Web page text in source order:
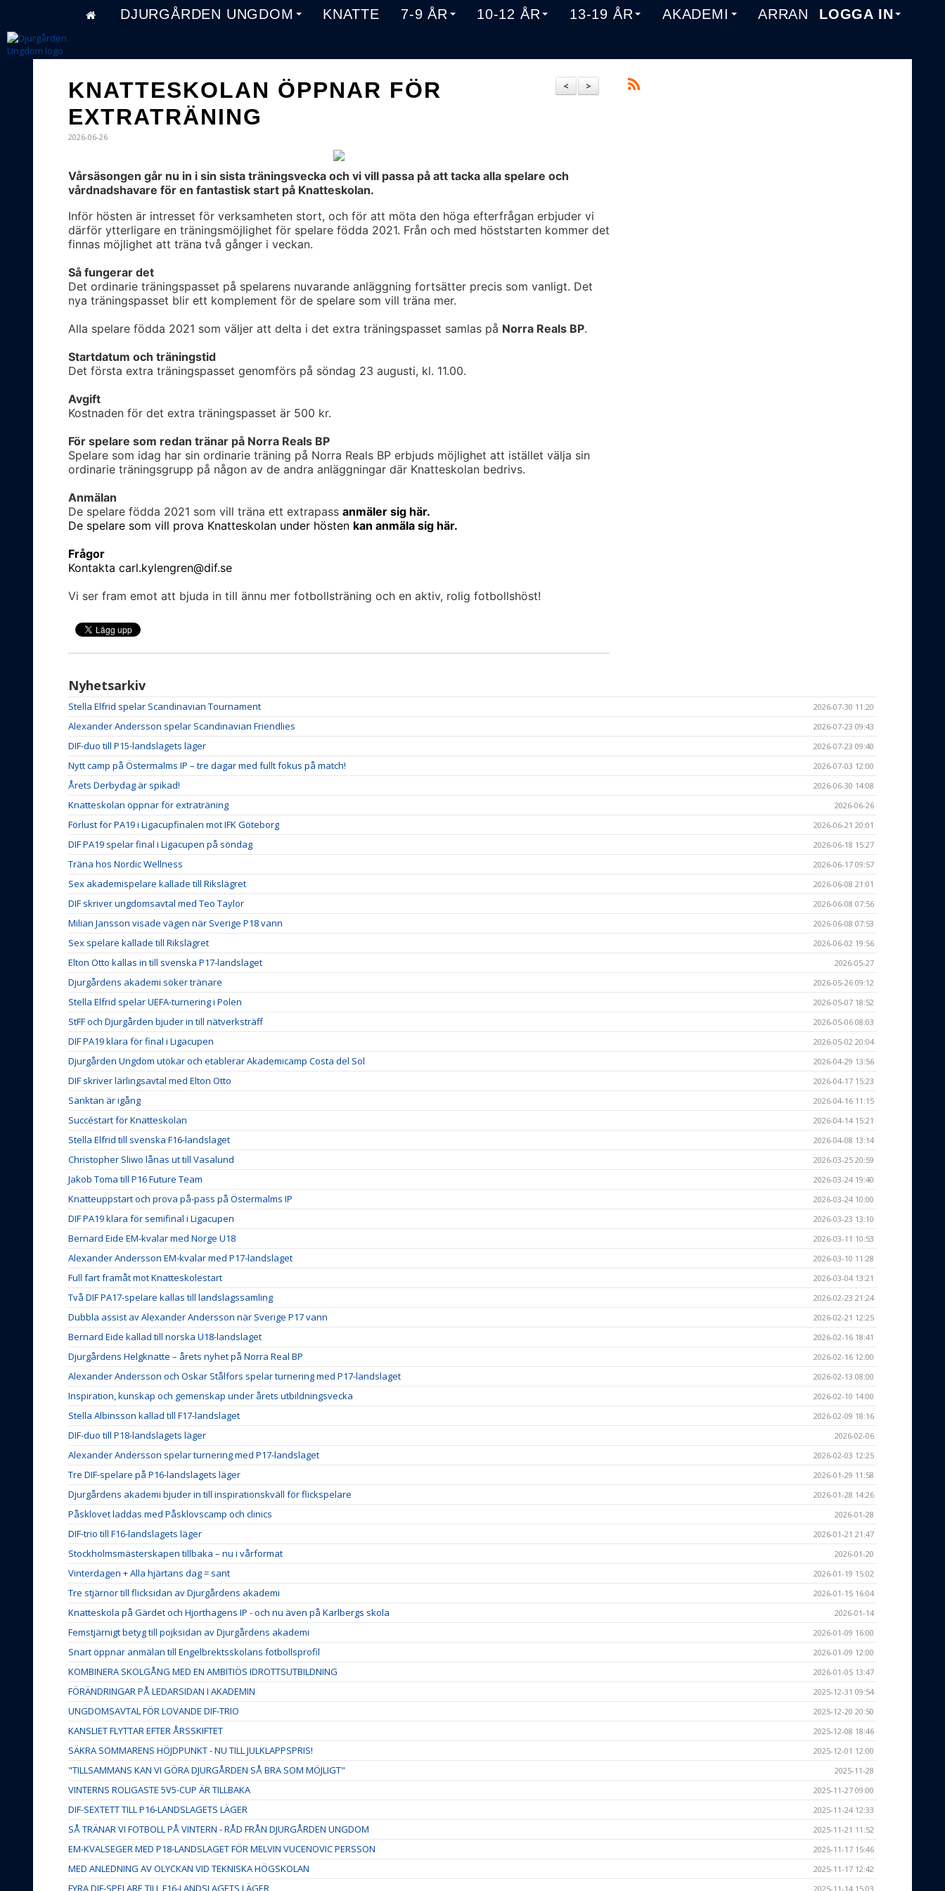
DJURGÅRDEN UNGDOM KNATTE 7-9 ÅR 10-12 ÅR 13-19 ÅR AKADEMI ARRANGEMANG
LOGGA IN
>
<
KNATTESKOLAN ÖPPNAR FÖR
EXTRATRÄNING
2026-06-26
Vårsäsongen går nu in i sin sista träningsvecka och vi vill passa på att tacka alla spelare och
vårdnadshavare för en fantastisk start på Knatteskolan.
Inför hösten är intresset för verksamheten stort, och för att möta den höga efterfrågan erbjuder vi
därför ytterligare en träningsmöjlighet för spelare födda 2021. Från och med höststarten kommer det
finnas möjlighet att träna två gånger i veckan.
Så fungerar det
Det ordinarie träningspasset på spelarens nuvarande anläggning fortsätter precis som vanligt. Det
nya träningspasset blir ett komplement för de spelare som vill träna mer.
Alla spelare födda 2021 som väljer att delta i det extra träningspasset samlas på Norra Reals BP.
Startdatum och träningstid
Det första extra träningspasset genomförs på söndag 23 augusti, kl. 11.00.
Avgift
Kostnaden för det extra träningspasset är 500 kr.
För spelare som redan tränar på Norra Reals BP
Spelare som idag har sin ordinarie träning på Norra Reals BP erbjuds möjlighet att istället välja sin
ordinarie träningsgrupp på någon av de andra anläggningar där Knatteskolan bedrivs.
Anmälan
De spelare födda 2021 som vill träna ett extrapass anmäler sig här.
De spelare som vill prova Knatteskolan under hösten kan anmäla sig här.
Frågor
Kontakta carl.kylengren@dif.se
Vi ser fram emot att bjuda in till ännu mer fotbollsträning och en aktiv, rolig fotbollshöst!
Nyhetsarkiv
Stella Elfrid spelar Scandinavian Tournament 2026-07-30 11:20
Alexander Andersson spelar Scandinavian Friendlies 2026-07-23 09:43
DIF-duo till P15-landslagets läger 2026-07-23 09:40
Nytt camp på Östermalms IP – tre dagar med fullt fokus på match! 2026-07-03 12:00
Årets Derbydag är spikad! 2026-06-30 14:08
Knatteskolan öppnar för extraträning 2026-06-26
Förlust för PA19 i Ligacupfinalen mot IFK Göteborg 2026-06-21 20:01
DIF PA19 spelar final i Ligacupen på söndag 2026-06-18 15:27
Träna hos Nordic Wellness 2026-06-17 09:57
Sex akademispelare kallade till Rikslägret 2026-06-08 21:01
DIF skriver ungdomsavtal med Teo Taylor 2026-06-08 07:56
Milian Jansson visade vägen när Sverige P18 vann 2026-06-08 07:53
Sex spelare kallade till Rikslägret 2026-06-02 19:56
Elton Otto kallas in till svenska P17-landslaget 2026-05-27
Djurgårdens akademi söker tränare 2026-05-26 09:12
Stella Elfrid spelar UEFA-turnering i Polen 2026-05-07 18:52
StFF och Djurgården bjuder in till nätverksträff 2026-05-06 08:03
DIF PA19 klara för final i Ligacupen 2026-05-02 20:04
Djurgården Ungdom utökar och etablerar Akademicamp Costa del Sol 2026-04-29 13:56
DIF skriver lärlingsavtal med Elton Otto 2026-04-17 15:23
Sanktan är igång 2026-04-16 11:15
Succéstart för Knatteskolan 2026-04-14 15:21
Stella Elfrid till svenska F16-landslaget 2026-04-08 13:14
Christopher Sliwo lånas ut till Vasalund 2026-03-25 20:59
Jakob Toma till P16 Future Team 2026-03-24 19:40
Knatteuppstart och prova på-pass på Östermalms IP 2026-03-24 10:00
DIF PA19 klara för semifinal i Ligacupen 2026-03-23 13:10
Bernard Eide EM-kvalar med Norge U18 2026-03-11 10:53
Alexander Andersson EM-kvalar med P17-landslaget 2026-03-10 11:28
Full fart framåt mot Knatteskolestart 2026-03-04 13:21
Två DIF PA17-spelare kallas till landslagssamling 2026-02-23 21:24
Dubbla assist av Alexander Andersson när Sverige P17 vann 2026-02-21 12:25
Bernard Eide kallad till norska U18-landslaget 2026-02-16 18:41
Djurgårdens Helgknatte – årets nyhet på Norra Real BP 2026-02-16 12:00
Alexander Andersson och Oskar Stålfors spelar turnering med P17-landslaget 2026-02-13 08:00
Inspiration, kunskap och gemenskap under årets utbildningsvecka 2026-02-10 14:00
Stella Albinsson kallad till F17-landslaget 2026-02-09 18:16
DIF-duo till P18-landslagets läger 2026-02-06
Alexander Andersson spelar turnering med P17-landslaget 2026-02-03 12:25
Tre DIF-spelare på P16-landslagets läger 2026-01-29 11:58
Djurgårdens akademi bjuder in till inspirationskväll för flickspelare 2026-01-28 14:26
Påsklovet laddas med Påsklovscamp och clinics 2026-01-28
DIF-trio till F16-landslagets läger 2026-01-21 21:47
Stockholmsmästerskapen tillbaka – nu i vårformat 2026-01-20
Vinterdagen + Alla hjärtans dag = sant 2026-01-19 15:02
Tre stjärnor till flicksidan av Djurgårdens akademi 2026-01-15 16:04
Knatteskola på Gärdet och Hjorthagens IP - och nu även på Karlbergs skola 2026-01-14
Femstjärnigt betyg till pojksidan av Djurgårdens akademi 2026-01-09 16:00
Snart öppnar anmälan till Engelbrektsskolans fotbollsprofil 2026-01-09 12:00
KOMBINERA SKOLGÅNG MED EN AMBITIÖS IDROTTSUTBILDNING 2026-01-05 13:47
FÖRÄNDRINGAR PÅ LEDARSIDAN I AKADEMIN 2025-12-31 09:54
UNGDOMSAVTAL FÖR LOVANDE DIF-TRIO 2025-12-20 20:50
KANSLIET FLYTTAR EFTER ÅRSSKIFTET 2025-12-08 18:46
SÄKRA SOMMARENS HÖJDPUNKT - NU TILL JULKLAPPSPRIS! 2025-12-01 12:00
"TILLSAMMANS KAN VI GÖRA DJURGÅRDEN SÅ BRA SOM MÖJLIGT" 2025-11-28
VINTERNS ROLIGASTE 5V5-CUP ÄR TILLBAKA 2025-11-27 09:00
DIF-SEXTETT TILL P16-LANDSLAGETS LÄGER 2025-11-24 12:33
SÅ TRÄNAR VI FOTBOLL PÅ VINTERN - RÅD FRÅN DJURGÅRDEN UNGDOM 2025-11-21 11:52
EM-KVALSEGER MED P18-LANDSLAGET FÖR MELVIN VUCENOVIC PERSSON 2025-11-17 15:46
MED ANLEDNING AV OLYCKAN VID TEKNISKA HÖGSKOLAN 2025-11-17 12:42
FYRA DIF-SPELARE TILL F16-LANDSLAGETS LÄGER 2025-11-14 15:03